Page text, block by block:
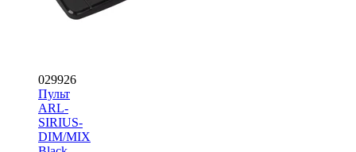
029926
Пульт
ARL-
SIRIUS-
DIM/MIX